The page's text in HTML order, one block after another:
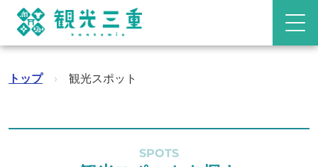
トップ › 観光スポット
SPOTS